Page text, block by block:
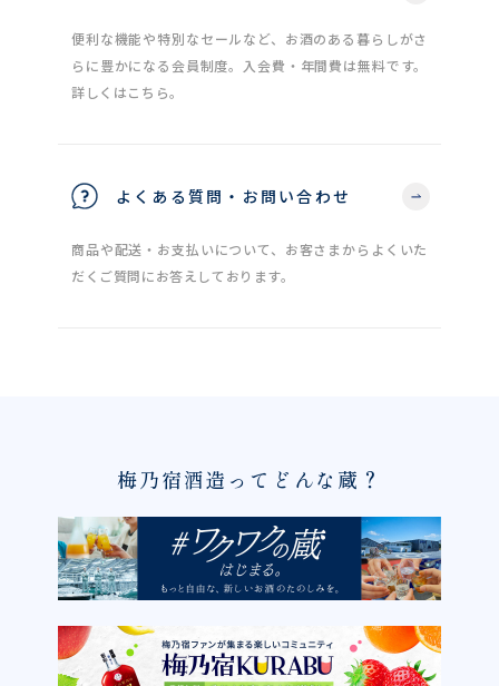
便利な機能や特別なセールなど、お酒のある暮らしがさ
らに豊かになる会員制度。入会費・年間費は無料です。
詳しくはこちら。
よくある質問・お問い合わせ
商品や配送・お支払いについて、お客さまからよくいた
だくご質問にお答えしております。
梅乃宿酒造ってどんな蔵？